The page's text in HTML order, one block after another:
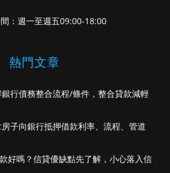
：週一至週五09:00-18:00
熱門文章
行債務整合流程/條件，整合貸款減輕
子向銀行抵押借款利率、流程、管道
好嗎？信貸優缺點先了解，小心落入信